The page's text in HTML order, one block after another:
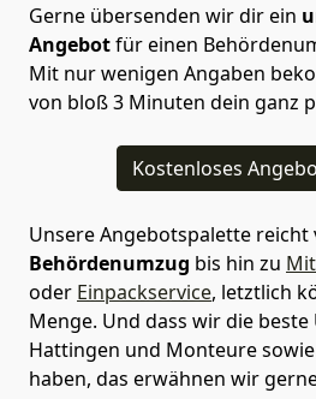
Gerne übersenden wir dir ein
Angebotfür einen
Mit nur wenigen Angaben
von bloß 3 Minuten dein ganz
Kostenloses
Unsere Angebotspalette reicht
Behördenumzug bis hin zu
oder Einpackservice, letztlich
Menge. Und dass wir die
Hattingen und Monteure
haben, das erwähnen wir